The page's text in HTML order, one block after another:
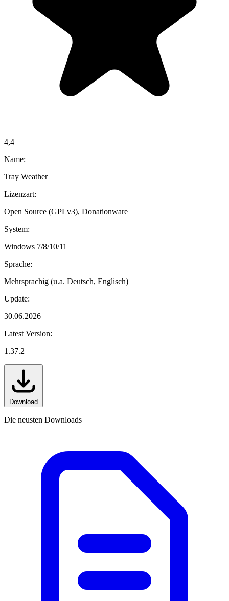
4,4
Name:
Tray Weather
Lizenzart:
Open Source (GPLv3), Donationware
System:
Windows 7/8/10/11
Sprache:
Mehrsprachig (u.a. Deutsch, Englisch)
Update:
30.06.2026
Latest Version:
1.37.2
Download
Die neusten Downloads